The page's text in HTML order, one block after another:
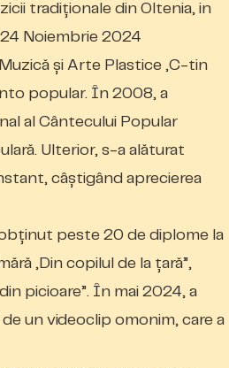
tradiționale din Oltenia, in
Noiembrie 2024
și Arte Plastice „C-tin
popular. În 2008, a
al Cântecului Popular
Ulterior, s-a alăturat
câștigând aprecierea
peste 20 de diplome la
„Din copilul de la țară”,
picioare”. În mai 2024, a
un videoclip omonim, care a